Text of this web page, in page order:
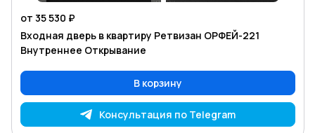
от 35 530 ₽
Входная дверь в квартиру Ретвизан ОРФЕЙ-221
Внутреннее Открывание
В корзину
Консультация по Telegram